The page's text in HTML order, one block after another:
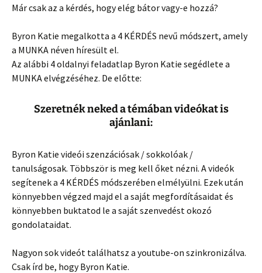
Már csak az a kérdés, hogy elég bátor vagy-e hozzá?
Byron Katie megalkotta a 4 KÉRDÉS nevű módszert, amely
a MUNKA néven híresült el.
Az alábbi 4 oldalnyi feladatlap Byron Katie segédlete a
MUNKA elvégzéséhez. De előtte:
Szeretnék neked a témában videókat is
ajánlani:
Byron Katie videói szenzációsak / sokkolóak /
tanulságosak. Többször is meg kell őket nézni. A videók
segítenek a 4 KÉRDÉS módszerében elmélyülni. Ezek után
könnyebben végzed majd el a saját megfordításaidat és
könnyebben buktatod le a saját szenvedést okozó
gondolataidat.
Nagyon sok videót találhatsz a youtube-on szinkronizálva.
Csak írd be, hogy Byron Katie.